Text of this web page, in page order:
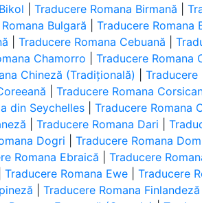
|Traducere Romana Birmană |
Bulgară |Traducere Romana
|Traducere Romana Cebuană |
Chamorro |Traducere Romana
Chineză (Tradițională) |Traducere
|Traducere Romana
din Seychelles |Traducere Romana
|Traducere Romana Dari |
Dogri |Traducere Romana
Romana Ebraică |Traducere
|Traducere Romana Ewe |Traducere
|Traducere Romana Finlandeză